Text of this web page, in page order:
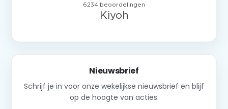
Nieuwsbrief
Schrijf je in voor onze wekelijkse nieuwsbrief en blijf
op de hoogte van acties.